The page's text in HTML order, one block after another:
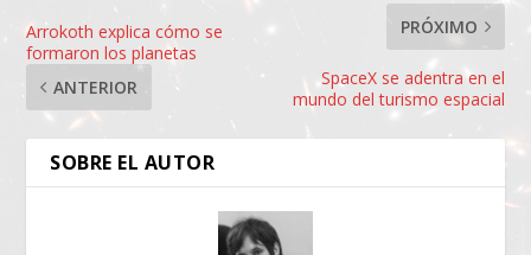
Arrokoth explica cómo se
formaron los planetas
ANTERIOR
PRÓXIMO
SpaceX se adentra en el
mundo del turismo espacial
SOBRE EL AUTOR